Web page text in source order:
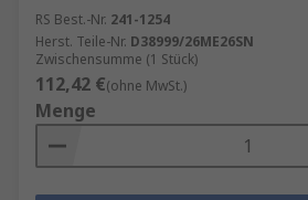
RS Best.-Nr. 241-1254
Herst. Teile-Nr. D38999/26ME26SN
Zwischensumme (1 Stück)
112,42 €(ohne MwSt.)
Menge